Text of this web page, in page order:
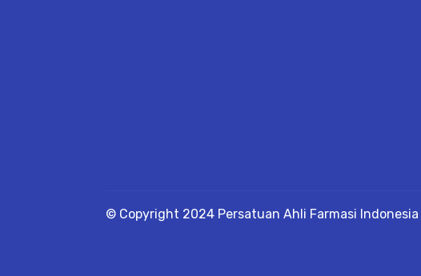
© Copyright 2024 Persatuan Ahli Farmasi Indonesia